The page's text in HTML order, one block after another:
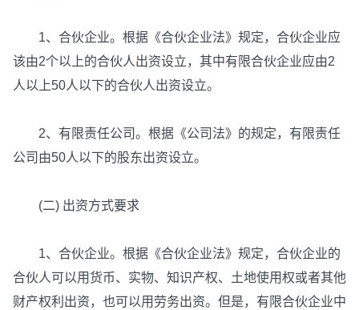
1、合伙企业。根据《合伙企业法》规定，合伙企业应
该由2个以上的合伙人出资设立，其中有限合伙企业应由2
人以上50人以下的合伙人出资设立。
2、有限责任公司。根据《公司法》的规定，有限责任
公司由50人以下的股东出资设立。
(二) 出资方式要求
1、合伙企业。根据《合伙企业法》规定，合伙企业的
合伙人可以用货币、实物、知识产权、土地使用权或者其他
财产权利出资，也可以用劳务出资。但是，有限合伙企业中